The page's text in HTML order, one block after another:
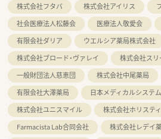
株式会社フタバ
株式会社アイリス
社会医療法人松藤会
医療法人敬愛会
有限会社ダリア
ウエルシア薬局株式会社
株式会社ブロード・ヴァレイ
株式会社ス
一般財団法人慈恵団
株式会社中尾薬局
有限会社大澤薬局
日本メディカルシステ
株式会社ユニスマイル
株式会社ホリステ
Farmacista Lab合同会社
株式会社レデイ